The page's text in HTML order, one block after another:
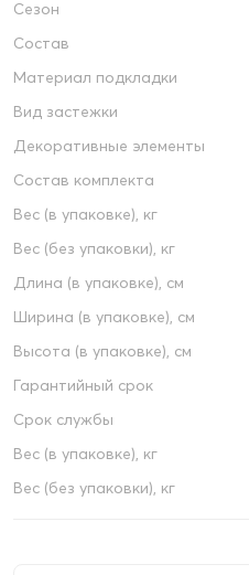
Сезон
Состав
Материал подкладки
Вид застежки
Декоративные элементы
Состав комплекта
Вес (в упаковке), кг
Вес (без упаковки), кг
Длина (в упаковке), см
Ширина (в упаковке), см
Высота (в упаковке), см
Гарантийный срок
Срок службы
Вес (в упаковке), кг
Вес (без упаковки), кг